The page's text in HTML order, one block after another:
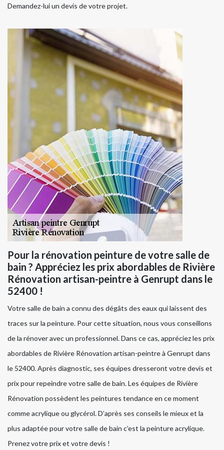
Demandez-lui un devis de votre projet.
Pour la rénovation peinture de votre salle de
bain ? Appréciez les prix abordables de Rivière
Rénovation artisan-peintre à Genrupt dans le
52400 !
Votre salle de bain a connu des dégâts des eaux qui laissent des
traces sur la peinture. Pour cette situation, nous vous conseillons
de la rénover avec un professionnel. Dans ce cas, appréciez les prix
abordables de Rivière Rénovation artisan-peintre à Genrupt dans
le 52400. Après diagnostic, ses équipes dresseront votre devis et
prix pour repeindre votre salle de bain. Les équipes de Rivière
Rénovation possèdent les peintures tendance en ce moment
comme acrylique ou glycérol. D’après ses conseils le mieux et la
plus adaptée pour votre salle de bain c’est la peinture acrylique.
Prenez votre prix et votre devis !